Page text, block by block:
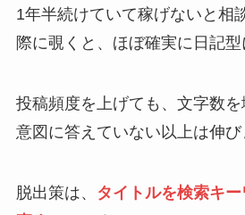
1年半続けていて稼げないと相
際に覗くと、ほぼ確実に日記型
投稿頻度を上げても、文字数
意図に答えていない以上は伸び
脱出策は、
タイトルを検索キ